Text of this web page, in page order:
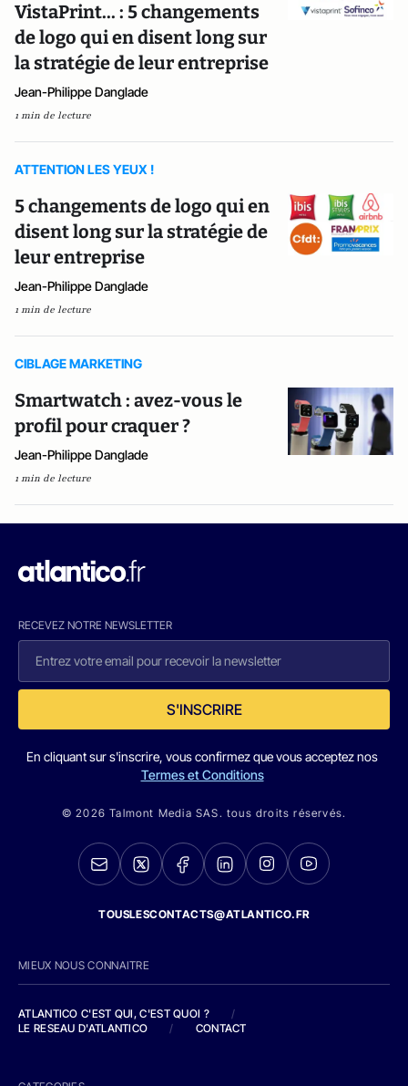
VistaPrint... : 5 changements
de logo qui en disent long sur
la stratégie de leur entreprise
Jean-Philippe Danglade
1 min de lecture
ATTENTION LES YEUX !
5 changements de logo qui en
disent long sur la stratégie de
leur entreprise
Jean-Philippe Danglade
1 min de lecture
CIBLAGE MARKETING
Smartwatch : avez-vous le
profil pour craquer ?
Jean-Philippe Danglade
1 min de lecture
RECEVEZ NOTRE NEWSLETTER
S'INSCRIRE
En cliquant sur s'inscrire, vous confirmez que vous acceptez nos
Termes et Conditions
© 2026 Talmont Media SAS. tous droits réservés.
TOUSLESCONTACTS@ATLANTICO.FR
MIEUX NOUS CONNAITRE
ATLANTICO C'EST QUI, C'EST QUOI ?
/
LE RESEAU D'ATLANTICO
/ CONTACT